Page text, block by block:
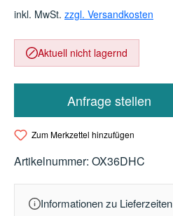
inkl. MwSt. zzgl. Versandkosten
Aktuell nicht lagernd
Anfrage stellen
Zum Merkzettel hinzufügen
Artikelnummer: OX36DHC
Informationen zu Lieferzeiten